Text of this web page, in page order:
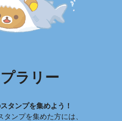
ラリー
タンプを集めよう！
ンプを集めた方には、